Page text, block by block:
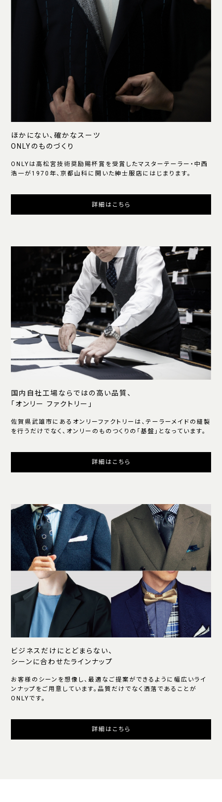
ほかにない、確かなスーツ
ONLYのものづくり
ONLYは高松宮技術奨励賜杯賞を受賞したマスターテーラー・中西
浩一が1970年、京都山科に開いた紳士服店にはじまります。
詳細はこちら
国内自社工場ならではの高い品質、
「オンリー ファクトリー」
佐賀県武雄市にあるオンリーファクトリーは、テーラーメイドの縫製
を行うだけでなく、オンリーのものつくりの「基盤」となっています。
詳細はこちら
ビジネスだけにとどまらない、
シーンに合わせたラインナップ
お客様のシーンを想像し、最適なご提案ができるように幅広いライ
ンナップをご用意しています。品質だけでなく洒落であることが
ONLYです。
詳細はこちら